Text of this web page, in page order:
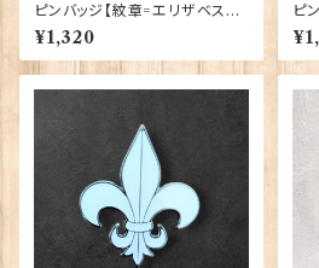
ピンバッジ【紋章=エリザベス女
王陛下生誕100周年】Traditio
n 90040-QU100
¥1,320
ピ
ブ